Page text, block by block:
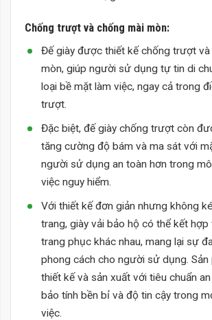
Chống trượt và chống mài mòn:
Đế giày được thiết kế chống trượt và
mòn, giúp người sử dụng tự tin di
loại bề mặt làm việc, ngay cả trong
trượt.
Đặc biệt, đế giày chống trượt còn
tăng cường độ bám và ma sát với
người sử dụng an toàn hơn trong
việc nguy hiểm.
Với thiết kế đơn giản nhưng không
trang, giày vải bảo hộ có thể kết hợp
trang phục khác nhau, mang lại sự
phong cách cho người sử dụng.
thiết kế và sản xuất với tiêu chuẩn
bảo tính bền bỉ và độ tin cậy trong
việc.